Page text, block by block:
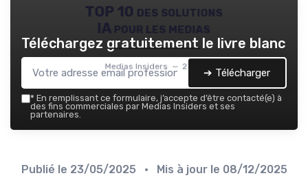
TOP 10 des solutions
IA pour les medias
Medias Insiders — 2026
Téléchargez gratuitement le livre blanc
➔ Télécharger
* En remplissant ce formulaire, j’accepte d’être contacté(e) à
des fins commerciales par Medias Insiders et ses
partenaires.
Publié le 23/05/2025 • Mis à jour le 08/12/2025